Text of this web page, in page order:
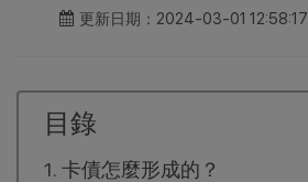
更新日期：2024-03-01 12:58:17
目錄
卡債怎麼形成的？